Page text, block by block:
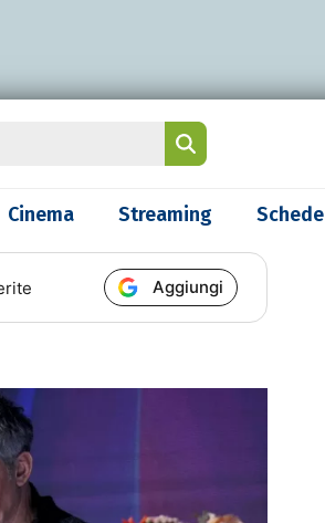
Cinema Streaming Schede
Aggiungi